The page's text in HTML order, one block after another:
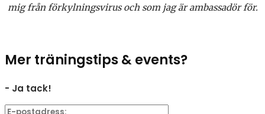
mig från förkylningsvirus och som jag är ambassadör för.
Mer träningstips & events?
- Ja tack!